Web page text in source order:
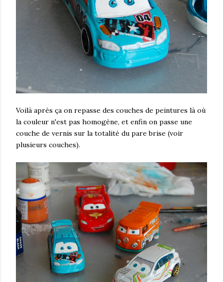
Voilà après ça on repasse des couches de peintures là où
la couleur n'est pas homogène, et enfin on passe une
couche de vernis sur la totalité du pare brise (voir
plusieurs couches).